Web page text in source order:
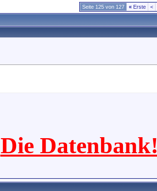
Seite 125 von 127 « Erste <
Die Datenbank!